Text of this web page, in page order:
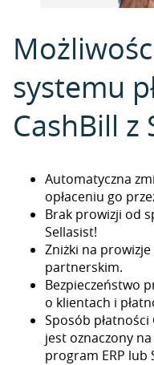
systemu
CashBill z
Automatyczna
opłaceniu go
Brak prowizji od
Sellasist!
Zniżki na
partnerskim.
Bezpieczeństwo
o klientach i
Sposób
jest oznaczony
program ERP lub